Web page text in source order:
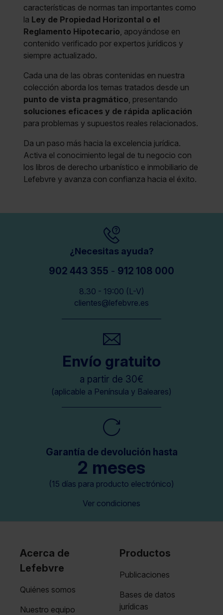
características de normas tan importantes como
la Ley de Propiedad Horizontal o el
Reglamento Hipotecario, apoyándose en
contenido verificado por expertos jurídicos y
siempre actualizado.
Cada una de las obras contenidas en nuestra
colección aborda los temas tratados desde un
punto de vista pragmático, presentando
soluciones eficaces y de rápida aplicación
para problemas y supuestos reales relacionados.
Da un paso más hacia la excelencia jurídica.
Activa el conocimiento legal de tu negocio con
los libros de derecho urbanístico e inmobiliario de
Lefebvre y avanza con confianza hacia el éxito.
¿Necesitas ayuda?
902 443 355 - 912 108 000
8.30 - 19:00 (L-V)
clientes@lefebvre.es
Envío gratuito
a partir de 30€
(aplicable a Península y Baleares)
Garantía de devolución hasta
2 meses
(15 días para producto electrónico)
Ver condiciones
Acerca de
Lefebvre
Quiénes somos
Nuestro equipo
Productos
Publicaciones
Bases de datos
jurídicas